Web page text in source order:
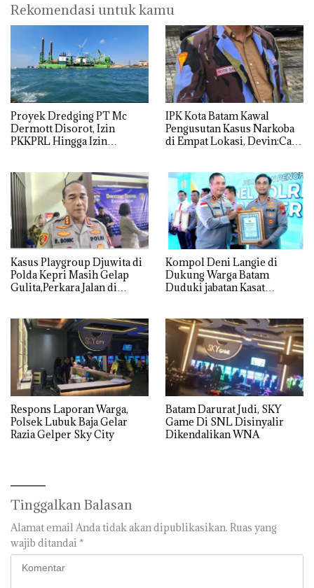
Rekomendasi untuk kamu
Proyek Dredging PT Mc
Dermott Disorot, Izin
PKKPRL Hingga Izin
IPK Kota Batam Kawal
Pengusutan Kasus Narkoba
di Empat Lokasi, Devin:Cari
Kasus Playgroup Djuwita di
Polda Kepri Masih Gelap
Gulita,Perkara Jalan di
Kompol Deni Langie di
Dukung Warga Batam
Duduki jabatan Kasat
Respons Laporan Warga,
Polsek Lubuk Baja Gelar
Razia Gelper Sky City
Batam Darurat Judi, SKY
Game Di SNL Disinyalir
Dikendalikan WNA
Tinggalkan Balasan
Alamat email Anda tidak akan dipublikasikan. Ruas yang
wajib ditandai *